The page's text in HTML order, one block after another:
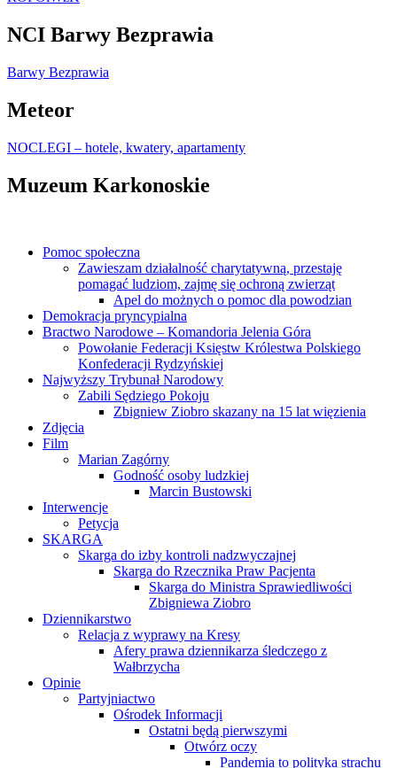
NCI Barwy Bezprawia
Barwy Bezprawia
Meteor
NOCLEGI – hotele, kwatery, apartamenty
Muzeum Karkonoskie
Pomoc społeczna
Zawieszam działalność charytatywną, przestaję
pomagać ludziom, zajmę się ochroną zwierząt
Apel do możnych o pomoc dla powodzian
Demokracja pryncypialna
Bractwo Narodowe – Komandoria Jelenia Góra
Powołanie Federacji Księstw Królestwa Polskiego
Konfederacji Rydzyńskiej
Najwyższy Trybunał Narodowy
Zabili Sędziego Pokoju
Zbigniew Ziobro skazany na 15 lat więzienia
Zdjęcia
Film
Marian Zagórny
Godność osoby ludzkiej
Marcin Bustowski
Interwencje
Petycja
SKARGA
Skarga do izby kontroli nadzwyczajnej
Skarga do Rzecznika Praw Pacjenta
Skarga do Ministra Sprawiedliwości
Zbigniewa Ziobro
Dziennikarstwo
Relacja z wyprawy na Kresy
Afery prawa dziennikarza śledczego z
Wałbrzycha
Opinie
Partyjniactwo
Ośrodek Informacji
Ostatni będą pierwszymi
Otwórz oczy
Pandemia to polityka strachu